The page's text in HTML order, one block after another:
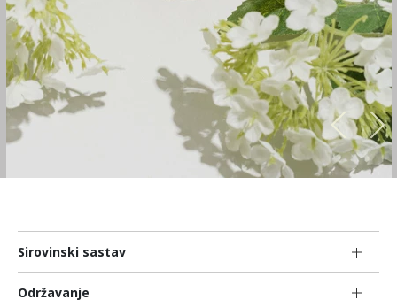
Sirovinski sastav
Održavanje